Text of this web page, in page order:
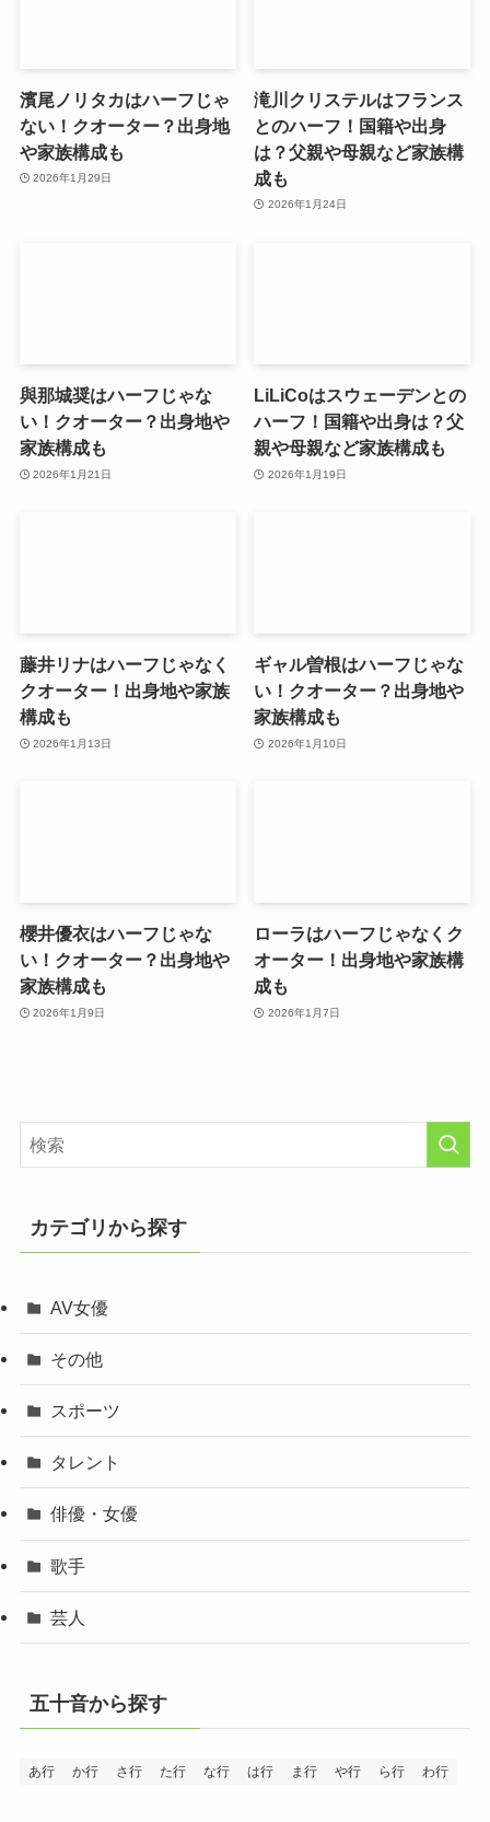
濱尾ノリタカはハーフじゃ
ない！クオーター？出身地
や家族構成も
2026年1月29日
滝川クリステルはフランス
とのハーフ！国籍や出身
は？父親や母親など家族構
成も
2026年1月24日
與那城奨はハーフじゃな
い！クオーター？出身地や
家族構成も
2026年1月21日
LiLiCoはスウェーデンとの
ハーフ！国籍や出身は？父
親や母親など家族構成も
2026年1月19日
藤井リナはハーフじゃなく
クオーター！出身地や家族
構成も
2026年1月13日
ギャル曽根はハーフじゃな
い！クオーター？出身地や
家族構成も
2026年1月10日
櫻井優衣はハーフじゃな
い！クオーター？出身地や
家族構成も
2026年1月9日
ローラはハーフじゃなくク
オーター！出身地や家族構
成も
2026年1月7日
カテゴリから探す
AV女優
その他
スポーツ
タレント
俳優・女優
歌手
芸人
五十音から探す
あ行 か行 さ行 た行 な行 は行 ま行 や行 ら行 わ行